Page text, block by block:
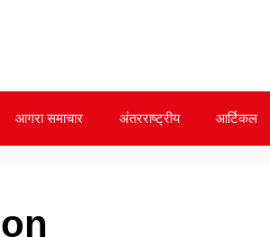
आगरा समाचार अंतरराष्ट्रीय आर्टिकल